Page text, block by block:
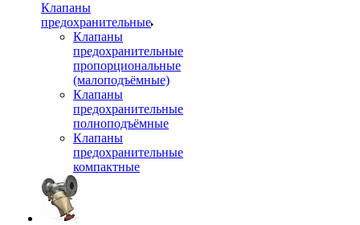
Клапаны
предохранительные
Клапаны
предохранительные
пропорциональные
(малоподъёмные)
Клапаны
предохранительные
полноподъёмные
Клапаны
предохранительные
компактные